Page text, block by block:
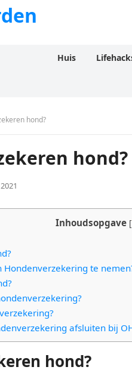
Huis
hond?
hond?
Inhoudsopgave [
te
afsluiten bij
hond?